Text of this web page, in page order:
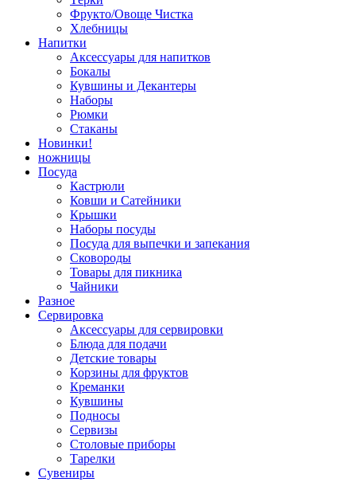
Фрукто/Овоще Чистка
Хлебницы
Напитки
Аксессуары для напитков
Бокалы
Кувшины и Декантеры
Наборы
Рюмки
Стаканы
Новинки!
ножницы
Посуда
Кастрюли
Ковши и Сатейники
Крышки
Наборы посуды
Посуда для выпечки и запекания
Сковороды
Товары для пикника
Чайники
Разное
Сервировка
Аксессуары для сервировки
Блюда для подачи
Детские товары
Корзины для фруктов
Креманки
Кувшины
Подносы
Сервизы
Столовые приборы
Тарелки
Сувениры